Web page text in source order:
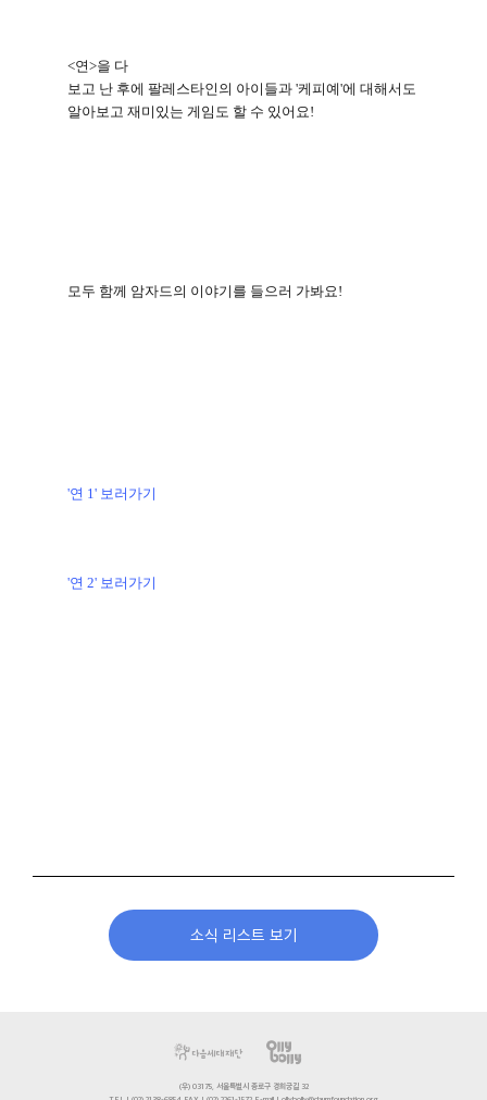
<연>을 다
보고 난 후에 팔레스타인의 아이들과'케피예'에 대해서도
알아보고 재미있는 게임도 할 수 있어요!
모두 함께 암자드의 이야기를 들으러 가봐요 !
'연 1' 보러가기
'연 2' 보러가기
소식 리스트 보기
(우) 03175, 서울특별시 종로구 경희궁길 32